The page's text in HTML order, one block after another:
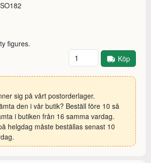
figures.
Antal Köp
sig på vårt postorderlager.
den i vår butik? Beställ före 10 så
i butiken från 16 samma vardag.
helgdag måste beställas senast 10